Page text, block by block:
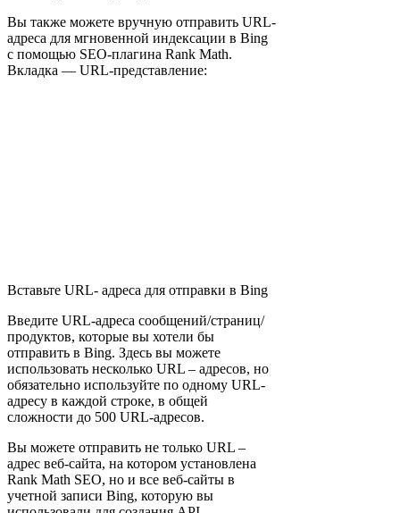
Вы также можете вручную отправить URL-
адреса для мгновенной индексации в Bing
с помощью SEO-плагина Rank Math.
Вкладка — URL-представление:
Вставьте URL- адреса для отправки в Bing
Введите URL-адреса сообщений/страниц/
продуктов, которые вы хотели бы
отправить в Bing. Здесь вы можете
использовать несколько URL – адресов, но
обязательно используйте по одному URL-
адресу в каждой строке, в общей
сложности до 500 URL-адресов.
Вы можете отправить не только URL –
адрес веб-сайта, на котором установлена
Rank Math SEO, но и все веб-сайты в
учетной записи Bing, которую вы